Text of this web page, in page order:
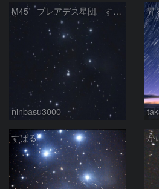
M45 プレアデス星団 すばる
ninbasu3000
昇
すばる か